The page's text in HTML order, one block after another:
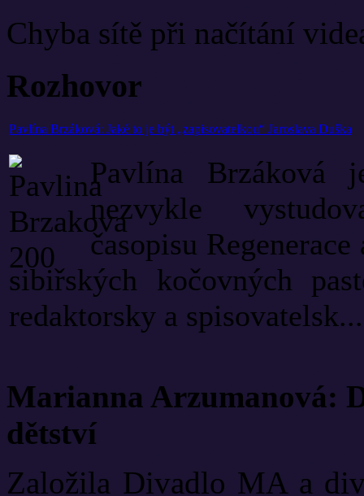
Chyba sítě při načítání
Rozhovor
Pavlína Brzáková: Jaké to je být „zapisovatelkou“ Jaroslava Duška
Pavlína Brzáková
nezvykle
časopisu
sibiřských kočovných
redaktorsky a spisovatelsk...
Marianna Arzumanová:
dětství
Založila Divadlo MA a